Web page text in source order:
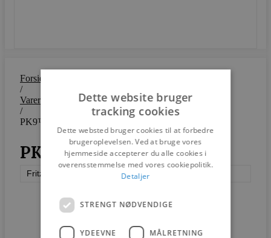
Forside
/
Varer
/
PK9™
PK9™
Fritz Hansen
Dette website bruger
tracking cookies
Dette websted bruger cookies til at forbedre
brugeroplevelsen. Ved at bruge vores
hjemmeside accepterer du alle cookies i
overensstemmelse med vores cookiepolitik.
Detaljer
STRENGT NØDVENDIGE
YDEEVNE MÅLRETNING